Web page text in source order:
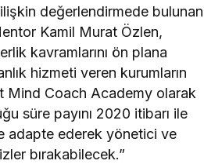
değerlendirmede bulunan
Kamil Murat Özlen,
kavramlarını ön plana
hizmeti veren kurumların
Mind Coach Academy olarak
süre payını 2020 itibarı ile
adapte ederek yönetici ve
bırakabilecek.”